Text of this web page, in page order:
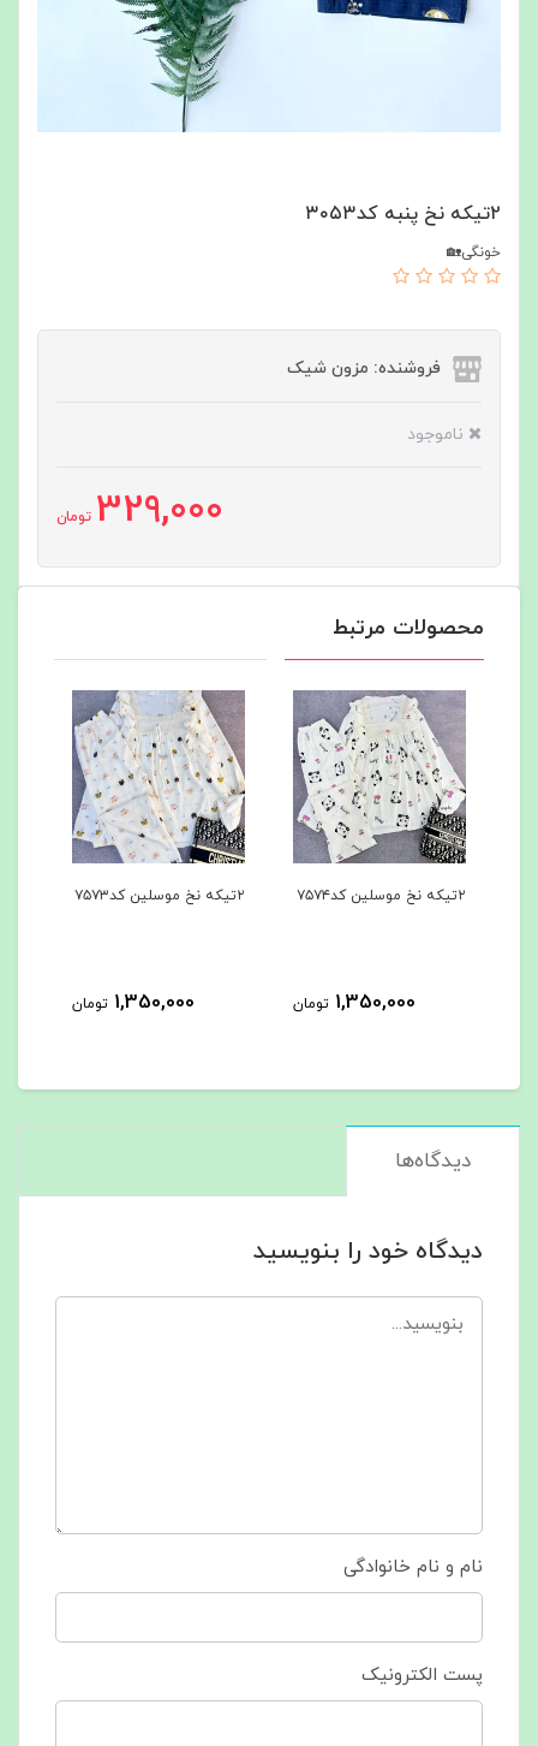
۲تیکه نخ پنبه کد۳۰۵۳
خونگی🏡
فروشنده: مزون شیک
ناموجود
329,000 تومان
محصولات مرتبط
۲تیکه نخ موسلین کد۷۵۷۴
1,350,000 تومان
۲تیکه نخ موسلین کد۷۵۷۳
1,350,000 تومان
دیدگاه‌ها
دیدگاه خود را بنویسید
نام و نام خانوادگی
پست الکترونیک